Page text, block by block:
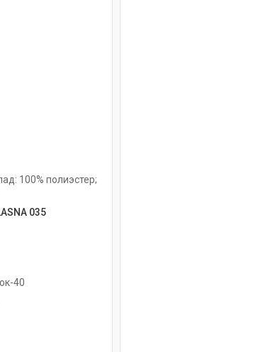
100% полиэстер;
035
40